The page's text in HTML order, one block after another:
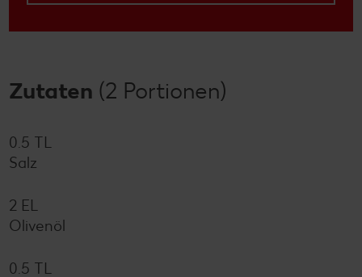
Zutaten (2 Portionen)
0.5 TL
Salz
2 EL
Olivenöl
0.5 TL